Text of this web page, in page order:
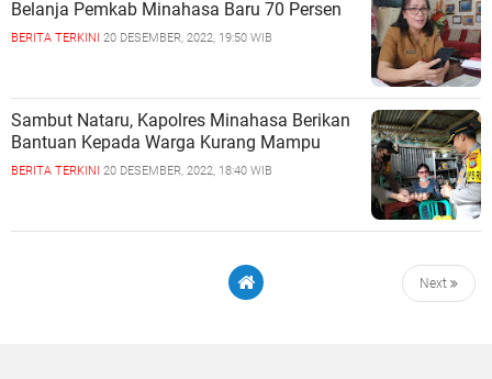
Belanja Pemkab Minahasa Baru 70 Persen
BERITA TERKINI 20 DESEMBER, 2022, 19:50 WIB
Sambut Nataru, Kapolres Minahasa Berikan
Bantuan Kepada Warga Kurang Mampu
BERITA TERKINI 20 DESEMBER, 2022, 18:40 WIB
Next